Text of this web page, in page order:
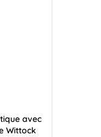
avec
Wittock